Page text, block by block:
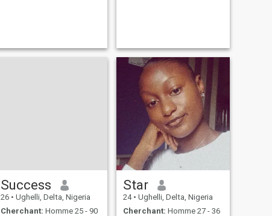
Success
26 • Ughelli, Delta, Nigeria
Cherchant: Homme 25 - 90
Star
24 • Ughelli, Delta, Nigeria
Cherchant: Homme 27 - 36